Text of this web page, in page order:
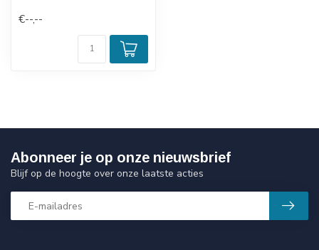
€--,--
Abonneer je op onze nieuwsbrief
Blijf op de hoogte over onze laatste acties